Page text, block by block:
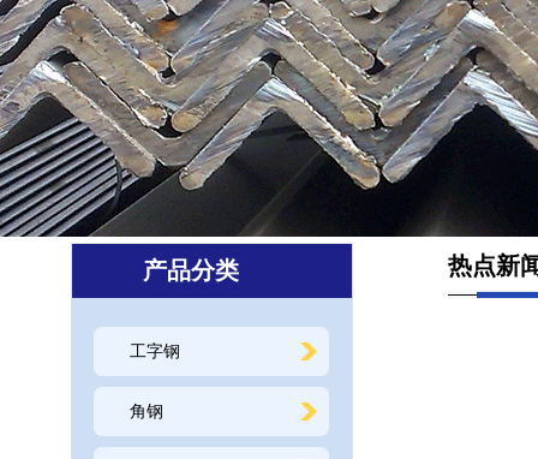
产品分类
工字钢
角钢
热点